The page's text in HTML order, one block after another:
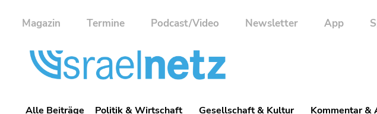
Magazin Termine Podcast/Video Newsletter App
Alle Beiträge Politik & Wirtschaft Gesellschaft & Kultur Kommentar &